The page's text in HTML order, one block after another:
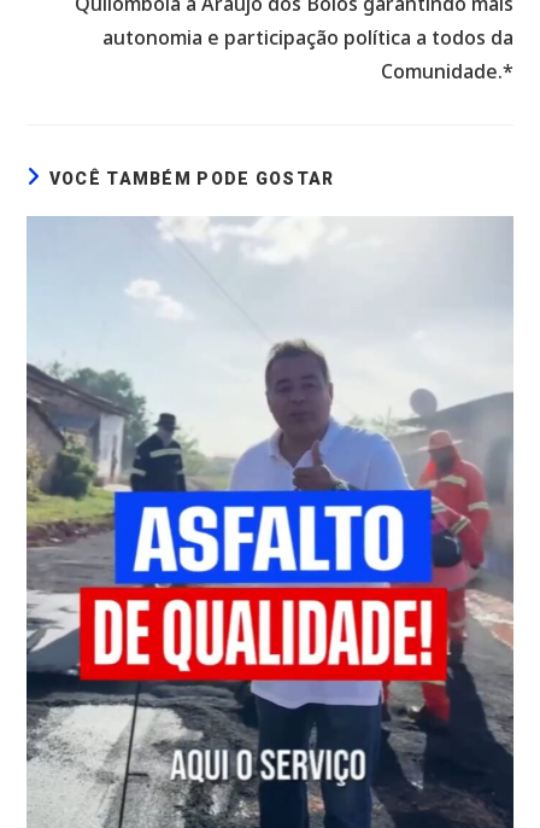
autonomia e participação política a todos da
Comunidade.*
VOCÊ TAMBÉM PODE GOSTAR